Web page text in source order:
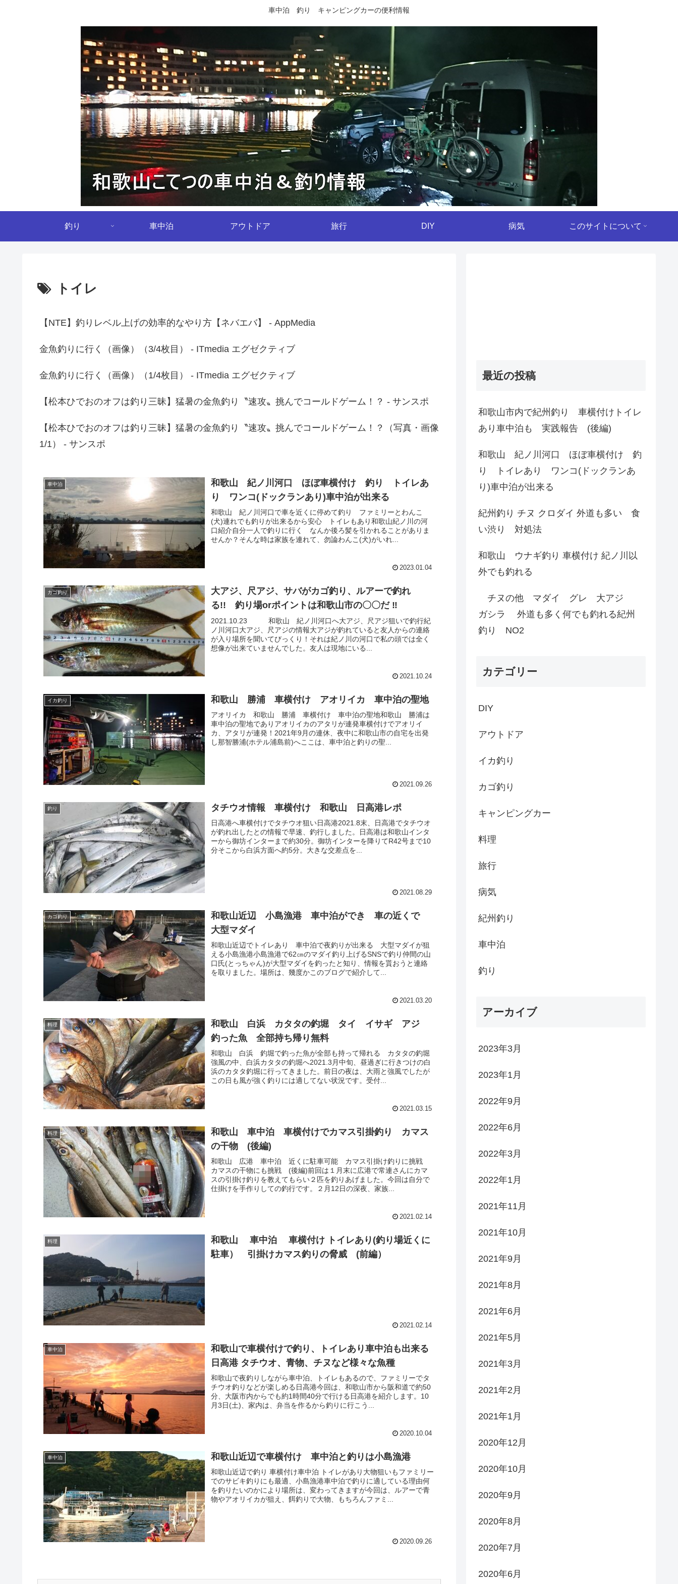
車中泊 釣り キャンピングカーの便利情報
釣り 車中泊 アウトドア 旅行 DIY 病気 このサイトについて
トイレ
【NTE】釣りレベル上げの効率的なやり方【ネバエバ】 - AppMedia
金魚釣りに行く（画像）（3/4枚目） - ITmedia エグゼクティブ
金魚釣りに行く（画像）（1/4枚目） - ITmedia エグゼクティブ
【松本ひでおのオフは釣り三昧】猛暑の金魚釣り〝速攻〟挑んでコールドゲーム！？ - サンスポ
【松本ひでおのオフは釣り三昧】猛暑の金魚釣り〝速攻〟挑んでコールドゲーム！？（写真・画像
1/1） - サンスポ
車中泊
和歌山 紀ノ川河口 ほぼ車横付け 釣り トイレあ
り ワンコ(ドックランあり)車中泊が出来る
和歌山 紀ノ川河口で車を近くに停めて釣り ファミリーとわんこ
(犬)連れでも釣りが出来るから安心 トイレもあり和歌山紀ノ川の河
口紹介自分一人で釣りに行く なんか後ろ髪を引かれることがありま
せんか？そんな時は家族を連れて、勿論わんこ(犬)がいれ...
2023.01.04
カゴ釣り
大アジ、尺アジ、サバがカゴ釣り、ルアーで釣れ
る!! 釣り場orポイントは和歌山市の〇〇だ ‼
2021.10.23 和歌山 紀ノ川河口へ大アジ、尺アジ狙いで釣行紀
ノ川河口大アジ、尺アジの情報大アジが釣れていると友人からの連絡
が入り場所を聞いてびっくり！それは紀ノ川の河口で私の頭では全く
想像が出来ていませんでした。友人は現地にいる...
2021.10.24
イカ釣り 和歌山 勝浦 車横付け アオリイカ 車中泊の聖地
アオリイカ 和歌山 勝浦 車横付け 車中泊の聖地和歌山 勝浦は
車中泊の聖地でありアオリイカのアタリが連発車横付けでアオリイ
カ、アタリが連発！2021年9月の連休、夜中に和歌山市の自宅を出発
し那智勝浦(ホテル浦島前)へここは、車中泊と釣りの聖...
2021.09.26
釣り タチウオ情報 車横付け 和歌山 日高港レポ
日高港へ車横付けでタチウオ狙い日高港2021.8末、日高港でタチウオ
が釣れ出したとの情報で早速、釣行しました。日高港は和歌山インタ
ーから御坊インターまで約30分。御坊インターを降りてR42号まで10
分そこから白浜方面へ約5分。大きな交差点を...
2021.08.29
カゴ釣り
和歌山近辺 小島漁港 車中泊ができ 車の近くで
大型マダイ
和歌山近辺でトイレあり 車中泊で夜釣りが出来る 大型マダイが狙
える小島漁港小島漁港で62㎝のマダイ釣り上げるSNSで釣り仲間の山
口氏(とっちゃん)が大型マダイを釣ったと知り、情報を貰おうと連絡
を取りました。場所は、幾度かこのブログで紹介して...
2021.03.20
料理
和歌山 白浜 カタタの釣堀 タイ イサギ アジ
釣った魚 全部持ち帰り無料
和歌山 白浜 釣堀で釣った魚が全部も持って帰れる カタタの釣堀
強風の中、白浜カタタの釣堀へ2021.3月中旬、昼過ぎに行きつけの白
浜のカタタ釣堀に行ってきました。前日の夜は、大雨と強風でしたが
この日も風が強く釣りには適してない状況です。受付...
2021.03.15
料理
和歌山 車中泊 車横付けでカマス引掛釣り カマス
の干物 (後編)
和歌山 広港 車中泊 近くに駐車可能 カマス引掛け釣りに挑戦
カマスの干物にも挑戦 (後編)前回は１月末に広港で常連さんにカマ
スの引掛け釣りを教えてもらい２匹を釣りあげました。今回は自分で
仕掛けを手作りしての釣行です。２月12日の深夜、家族...
2021.02.14
料理
和歌山 車中泊 車横付け トイレあり(釣り場近くに
駐車） 引掛けカマス釣りの脅威 (前編）
2021.02.14
車中泊
和歌山で車横付けで釣り、トイレあり車中泊も出来る
日高港 タチウオ、青物、チヌなど様々な魚種
和歌山で夜釣りしながら車中泊、トイレもあるので、ファミリーでタ
チウオ釣りなどが楽しめる日高港今回は、和歌山市から阪和道で約50
分、大阪市内からでも約1時間40分で行ける日高港を紹介します。10
月3日(土)、家内は、弁当を作るから釣りに行こう...
2020.10.04
車中泊 和歌山近辺で車横付け 車中泊と釣りは小島漁港
和歌山近辺で釣り 車横付け車中泊 トイレがあり大物狙いもファミリー
でのサビキ釣りにも最適、小島漁港車中泊で釣りに適している理由何
を釣りたいのかにより場所は、変わってきますが今回は、ルアーで青
物やアオリイカが狙え、餌釣りで大物、もちろんファミ...
2020.09.26
最近の投稿
和歌山市内で紀州釣り 車横付けトイレ
あり車中泊も 実践報告 (後編)
和歌山 紀ノ川河口 ほぼ車横付け 釣
り トイレあり ワンコ(ドックランあ
り)車中泊が出来る
紀州釣り チヌ クロダイ 外道も多い 食
い渋り 対処法
和歌山 ウナギ釣り 車横付け 紀ノ川以
外でも釣れる
チヌの他 マダイ グレ 大アジ
ガシラ 外道も多く何でも釣れる紀州
釣り NO2
カテゴリー
DIY
アウトドア
イカ釣り
カゴ釣り
キャンピングカー
料理
旅行
病気
紀州釣り
車中泊
釣り
アーカイブ
2023年3月
2023年1月
2022年9月
2022年6月
2022年3月
2022年1月
2021年11月
2021年10月
2021年9月
2021年8月
2021年6月
2021年5月
2021年3月
2021年2月
2021年1月
2020年12月
2020年10月
2020年9月
2020年8月
2020年7月
2020年6月